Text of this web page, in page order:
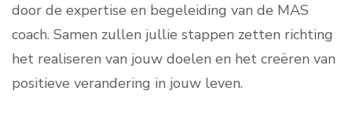
door de expertise en begeleiding van de MAS
coach. Samen zullen jullie stappen zetten richting
het realiseren van jouw doelen en het creëren van
positieve verandering in jouw leven.